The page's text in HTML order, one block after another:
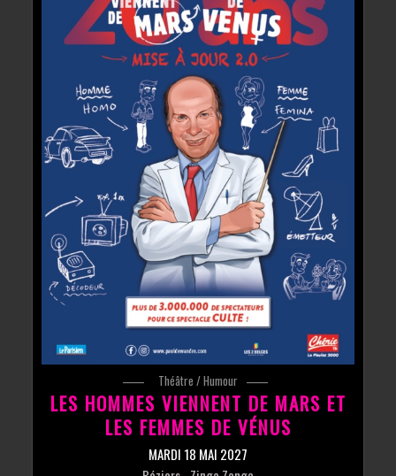
Théâtre / Humour
LES HOMMES VIENNENT DE MARS ET
LES FEMMES DE VÉNUS
MARDI 18 MAI 2027